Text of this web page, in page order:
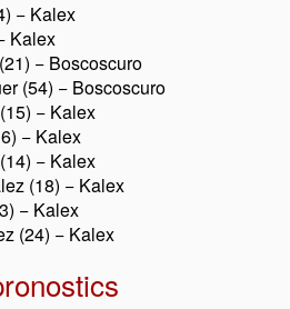
− Kalex
Kalex
− Boscoscuro
(54) − Boscoscuro
− Kalex
− Kalex
− Kalex
(18) − Kalex
− Kalex
(24) − Kalex